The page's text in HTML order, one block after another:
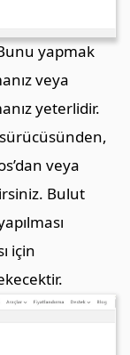
yapmak
veya
yeterlidir.
sürücüsünden,
veya
Bulut
için